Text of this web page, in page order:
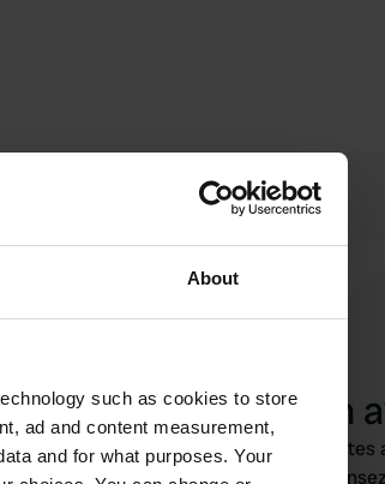
About
such as cookies to store
ad and content measurement,
and for what purposes. Your
Ajouter un
Vous êtes déjà venu ici ? Dites
que vous en